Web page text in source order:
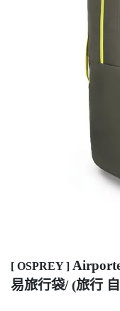
[ OSPREY ]
易旅行袋/ (旅行